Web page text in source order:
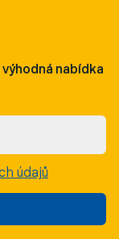
nabídka
údajů